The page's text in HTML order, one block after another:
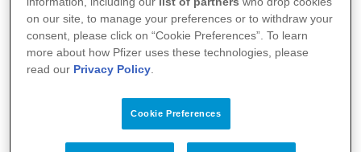
Nacional de Vacinação contra a Gripe2, realizada
historicamente em abril, para o dia 23 de março,
com a imunização de indivíduos cima de 60 anos e
segunda etapa da campanha, com a imunização de
pacientes crônicos, entre eles, pessoas que vivem
on our site, to manage your preferences or to withdraw your
consent, please click on “Cookie Preferences”. To learn
more about how Pfizer uses these technologies, please
read our Privacy Policy.
Cookie Preferences